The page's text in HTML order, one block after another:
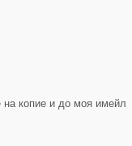
на копие и до моя имейл